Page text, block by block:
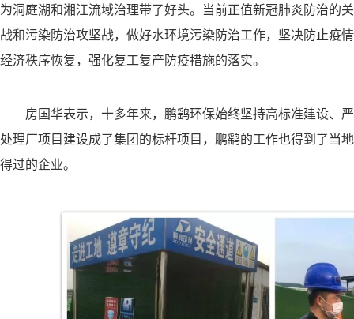
为洞庭湖和湘江流域治理带了好头。当前正值新冠肺炎防治的
战和污染防治攻坚战，做好水环境污染防治工作，坚决防止疫
经济秩序恢复，强化复工复产防疫措施的落实。
房国华表示，十多年来，鹏鹞环保始终坚持高标准建设、
处理厂项目建设成了集团的标杆项目，鹏鹞的工作也得到了当
得过的企业。